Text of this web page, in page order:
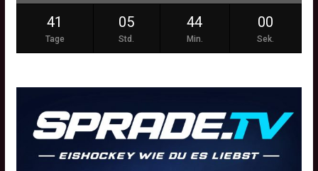
41
Tage
05
Std.
43
Min.
59
Sek.